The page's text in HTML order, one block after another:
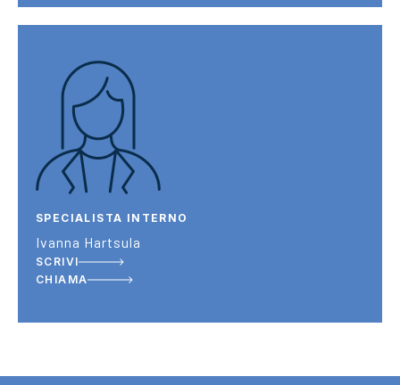
SPECIALISTA INTERNO
Ivanna Hartsula
SCRIVI
CHIAMA